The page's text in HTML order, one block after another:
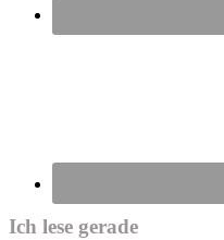
Ich lese gerade